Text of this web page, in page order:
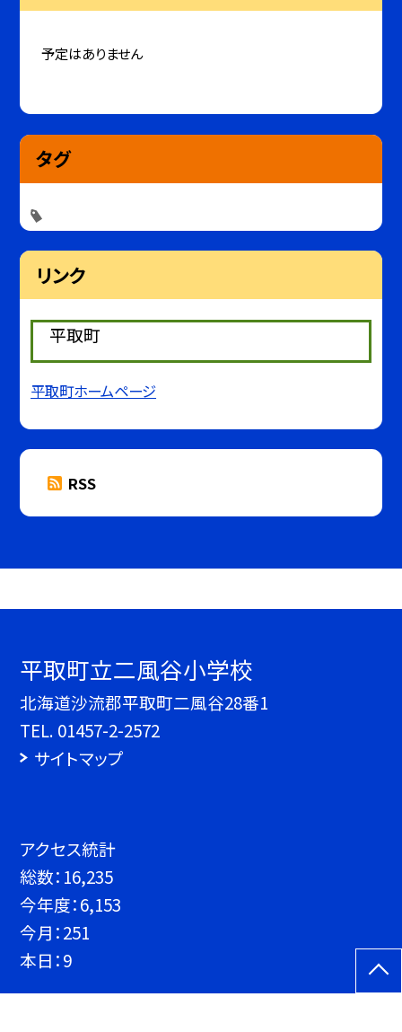
予定はありません
タグ
リンク
平取町
平取町ホームページ
RSS
平取町立二風谷小学校
北海道沙流郡平取町二風谷28番1
TEL. 01457-2-2572
サイトマップ
アクセス統計
総数： 16,235
今年度：6,153
今月：251
本日：9